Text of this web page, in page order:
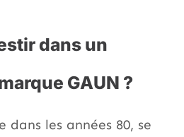
dans un
GAUN ?
dans les années 80, se